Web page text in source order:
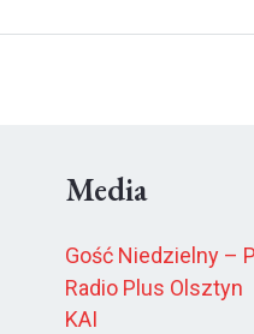
Media
Gość Niedzielny –
Radio Plus Olsztyn
KAI